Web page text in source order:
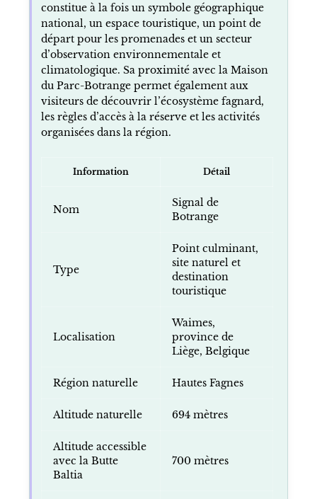
constitue à la fois un symbole géographique
national, un espace touristique, un point de
départ pour les promenades et un secteur
d’observation environnementale et
climatologique. Sa proximité avec la Maison
du Parc-Botrange permet également aux
visiteurs de découvrir l’écosystème fagnard,
les règles d’accès à la réserve et les activités
organisées dans la région.
Information Détail
Nom
Signal de
Botrange
Type
Point culminant,
site naturel et
destination
touristique
Localisation
Waimes,
province de
Liège, Belgique
Région naturelle Hautes Fagnes
Altitude naturelle 694 mètres
Altitude accessible
avec la Butte
Baltia
700 mètres